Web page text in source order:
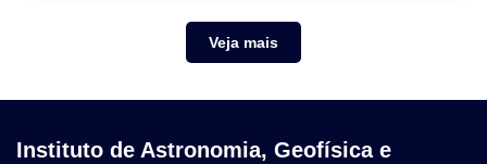
Veja mais
Instituto de Astronomia, Geofísica e